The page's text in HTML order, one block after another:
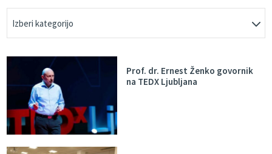
Izberi kategorijo
Prof. dr. Ernest Ženko govornik
na TEDX Ljubljana